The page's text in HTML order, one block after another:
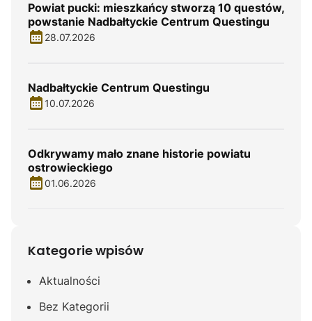
Powiat pucki: mieszkańcy stworzą 10 questów,
powstanie Nadbałtyckie Centrum Questingu
28.07.2026
Nadbałtyckie Centrum Questingu
10.07.2026
Odkrywamy mało znane historie powiatu
ostrowieckiego
01.06.2026
Kategorie wpisów
Aktualności
Bez Kategorii